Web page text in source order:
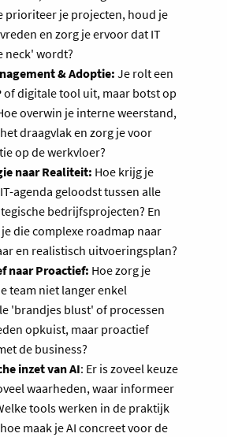
prioriteer je projecten, houd je
en zorg je ervoor dat IT
neck' wordt?
& Adoptie: Je rolt een
of digitale tool uit, maar botst op
overwin je interne weerstand,
draagvlak en zorg je voor
op de werkvloer?
naar Realiteit: Hoe krijg je
agenda geloodst tussen alle
bedrijfsprojecten? En
die complexe roadmap naar
en realistisch uitvoeringsplan?
naar Proactief: Hoe zorg je
team niet langer enkel
'brandjes blust' of processen
opkuist, maar proactief
de business?
inzet van AI: Er is zoveel keuze
waarheden, waar informeer
tools werken in de praktijk
maak je AI concreet voor de